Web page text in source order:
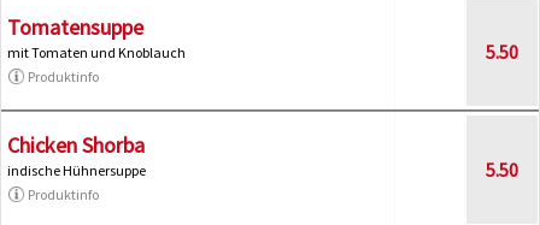
Tomatensuppe
mit Tomaten und Knoblauch
Produktinfo
5.50
Chicken Shorba
indische Hühnersuppe
Produktinfo
5.50